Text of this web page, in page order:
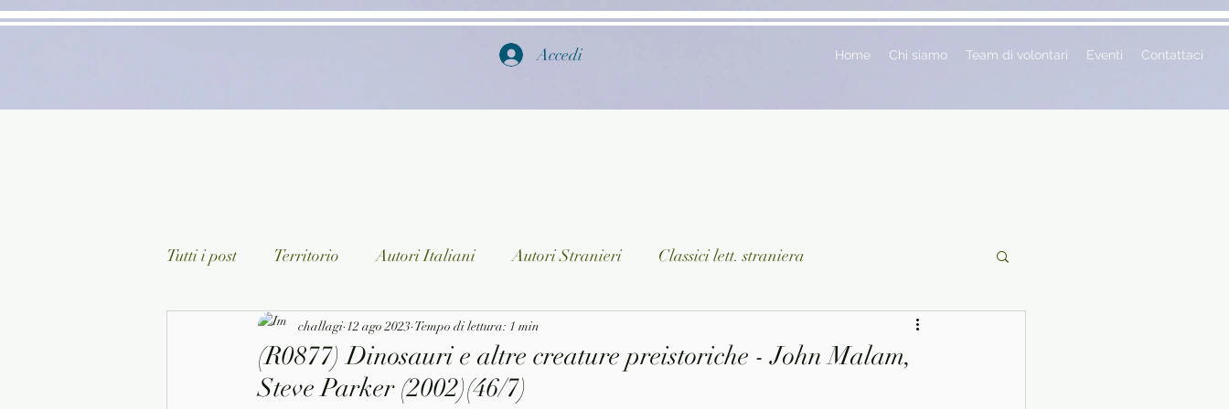
Accedi Home Chi siamo Team di volontari Eventi Contattaci
Tutti i post Territorio Autori Italiani Autori Stranieri Classici lett. straniera
Classici lett. italiana Saggistica Ragazzi
Arte/Pittura Teatro/Poesia/Musica Collane
(R0877) Dinosauri e altre creature preistoriche - John Malam,
Steve Parker (2002)(46/7)
challagi 12 ago 2023 Tempo di lettura: 1 min